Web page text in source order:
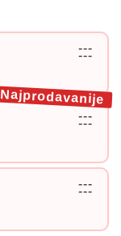
---
---
---
---
Najprodavanije
---
---